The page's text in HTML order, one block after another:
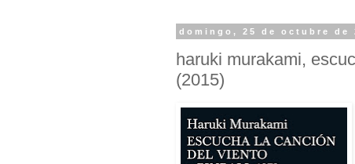
domingo, 25 de octubre de
haruki murakami,
(2015)